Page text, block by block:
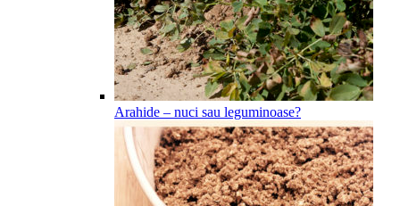
Arahide – nuci sau leguminoase?